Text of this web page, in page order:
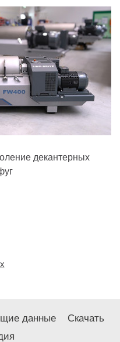
декантерных
данные
Скачать